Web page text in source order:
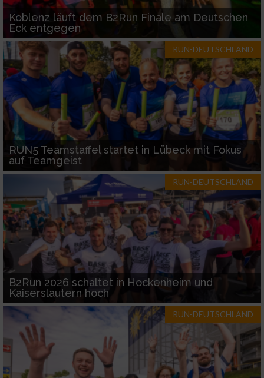
Koblenz läuft dem B2Run Finale am Deutschen
Eck entgegen
RUN-DEUTSCHLAND
RUN5 Teamstaffel startet in Lübeck mit Fokus
auf Teamgeist
RUN-DEUTSCHLAND
B2Run 2026 schaltet in Hockenheim und
Kaiserslautern hoch
RUN-DEUTSCHLAND